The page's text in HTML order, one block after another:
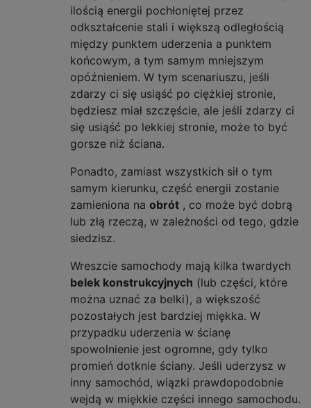
ilością energii pochłoniętej przez
odkształcenie stali i większą odległością
między punktem uderzenia a punktem
końcowym, a tym samym mniejszym
opóźnieniem. W tym scenariuszu, jeśli
zdarzy ci się usiąść po ciężkiej stronie,
będziesz miał szczęście, ale jeśli zdarzy ci
się usiąść po lekkiej stronie, może to być
gorsze niż ściana.
Ponadto, zamiast wszystkich sił o tym
samym kierunku, część energii zostanie
zamieniona na obrót , co może być dobrą
lub złą rzeczą, w zależności od tego, gdzie
siedzisz.
Wreszcie samochody mają kilka twardych
belek konstrukcyjnych (lub części, które
można uznać za belki), a większość
pozostałych jest bardziej miękka. W
przypadku uderzenia w ścianę
spowolnienie jest ogromne, gdy tylko
promień dotknie ściany. Jeśli uderzysz w
inny samochód, wiązki prawdopodobnie
wejdą w miękkie części innego samochodu.